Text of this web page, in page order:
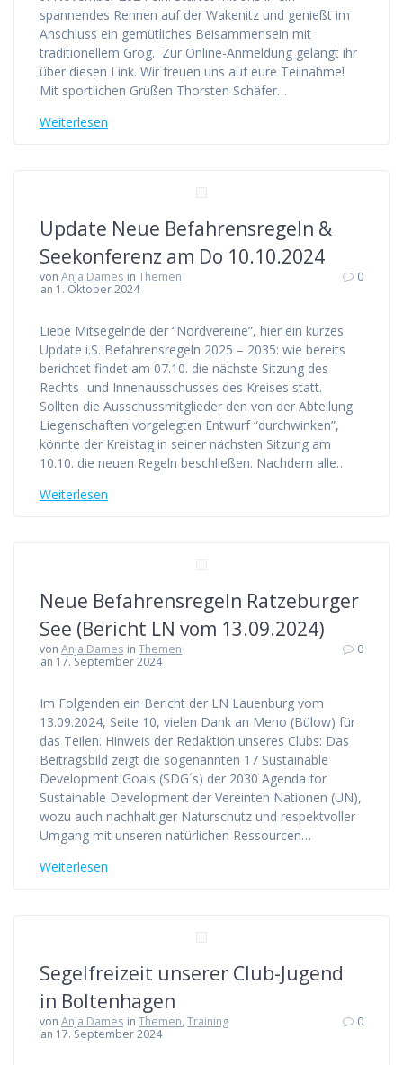
spannendes Rennen auf der Wakenitz und genießt im
Anschluss ein gemütliches Beisammensein mit
traditionellem Grog. Zur Online-Anmeldung gelangt ihr
über diesen Link. Wir freuen uns auf eure Teilnahme!
Mit sportlichen Grüßen Thorsten Schäfer…
Weiterlesen
Update Neue Befahrensregeln &
Seekonferenz am Do 10.10.2024
von Anja Dames inThemen
an 1. Oktober 2024
0
Liebe Mitsegelnde der “Nordvereine”, hier ein kurzes
Update i.S. Befahrensregeln 2025 – 2035: wie bereits
berichtet findet am 07.10. die nächste Sitzung des
Rechts- und Innenausschusses des Kreises statt.
Sollten die Ausschussmitglieder den von der Abteilung
Liegenschaften vorgelegten Entwurf “durchwinken”,
könnte der Kreistag in seiner nächsten Sitzung am
10.10. die neuen Regeln beschließen. Nachdem alle…
Weiterlesen
Neue Befahrensregeln Ratzeburger
See (Bericht LN vom 13.09.2024)
von Anja Dames inThemen
an 17. September 2024
0
Im Folgenden ein Bericht der LN Lauenburg vom
13.09.2024, Seite 10, vielen Dank an Meno (Bülow) für
das Teilen. Hinweis der Redaktion unseres Clubs: Das
Beitragsbild zeigt die sogenannten 17 Sustainable
Development Goals (SDG´s) der 2030 Agenda for
Sustainable Development der Vereinten Nationen (UN),
wozu auch nachhaltiger Naturschutz und respektvoller
Umgang mit unseren natürlichen Ressourcen…
Weiterlesen
Segelfreizeit unserer Club-Jugend
in Boltenhagen
von Anja Dames inThemen,Training
an 17. September 2024
0